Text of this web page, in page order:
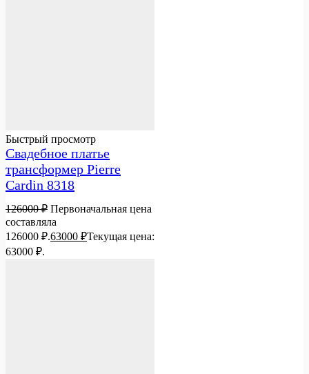
Быстрый просмотр
Свадебное платье
трансформер Pierre
Cardin 8318
126000₽ Первоначальная цена
составляла
126000 ₽.63000 ₽Текущая цена:
63000 ₽.